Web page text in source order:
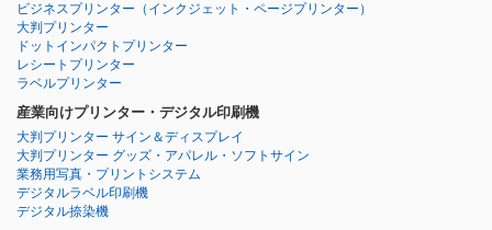
ビジネスプリンター （インクジェット・ページプリンター）
大判プリンター
ドットインパクトプリンター
レシートプリンター
ラベルプリンター
産業向けプリンター・デジタル印刷機
大判プリンター サイン＆ディスプレイ
大判プリンター グッズ・アパレル・ソフトサイン
業務用写真・プリントシステム
デジタルラベル印刷機
デジタル捺染機